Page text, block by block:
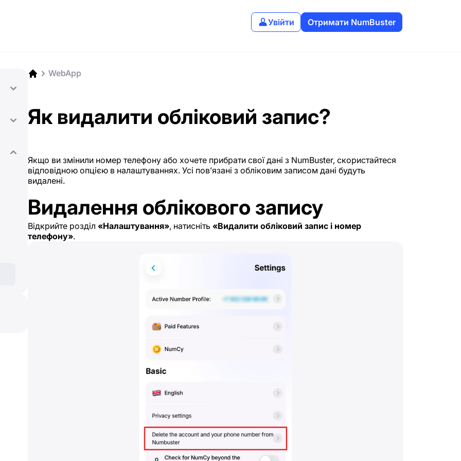
Увійти Отримати NumBuster
WebApp
Як видалити обліковий запис?
Якщо ви змінили номер телефону або хочете прибрати свої дані з NumBuster, скористайтеся
відповідною опцією в налаштуваннях. Усі пов’язані з обліковим записом дані будуть
видалені.
Видалення облікового запису
Відкрийте розділ «Налаштування», натисніть «Видалити обліковий запис і номер
телефону».